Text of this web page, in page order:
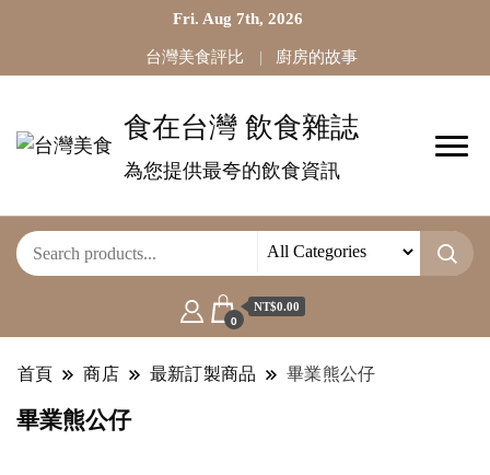
Fri. Aug 7th, 2026
台灣美食評比 廚房的故事
食在台灣 飲食雜誌
為您提供最夸的飲食資訊
0
NT$0.00
首頁 商店 最新訂製商品 畢業熊公仔
畢業熊公仔